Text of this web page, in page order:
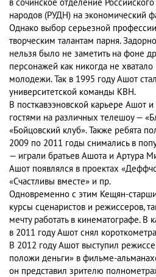
в сочинское отделение
народов (РУДН) на экономический
Однако выбор серьезной
творческим талантам парня.
нельзя было не заметить на фоне
персонажей как никогда не
молодежи. Так в 1995 году Ашот
университетской команды КВН.
В посткавээновской карьере Ашот
гостями на различных телешоу —
«Бойцовский клуб». Также ребята
2009 по 2011 годы снимались в
— играли братьев Ашота и Артура
Ашот появлялся в проектах
«Счастливы вместе» и пр.
Одновременно с этим Кещян-
курсы сценаристов и режиссеров,
мечту работать в кинематографе. В
в 2011 году Ашот снял
В 2012 году Ашот выступил
положи деньги» в фильме-
он представил зрителю